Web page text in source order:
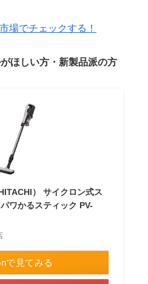
場でチェックする！
ほしい方・新製品派の方
） サイクロン式ス
ワかるスティック PV-
で見てみる